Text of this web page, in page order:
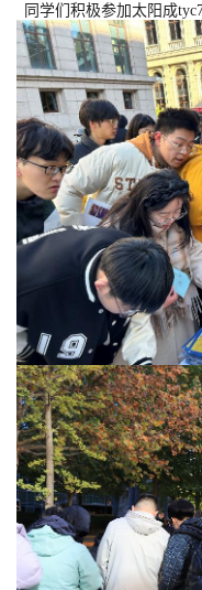
同学们积极参加太阳成